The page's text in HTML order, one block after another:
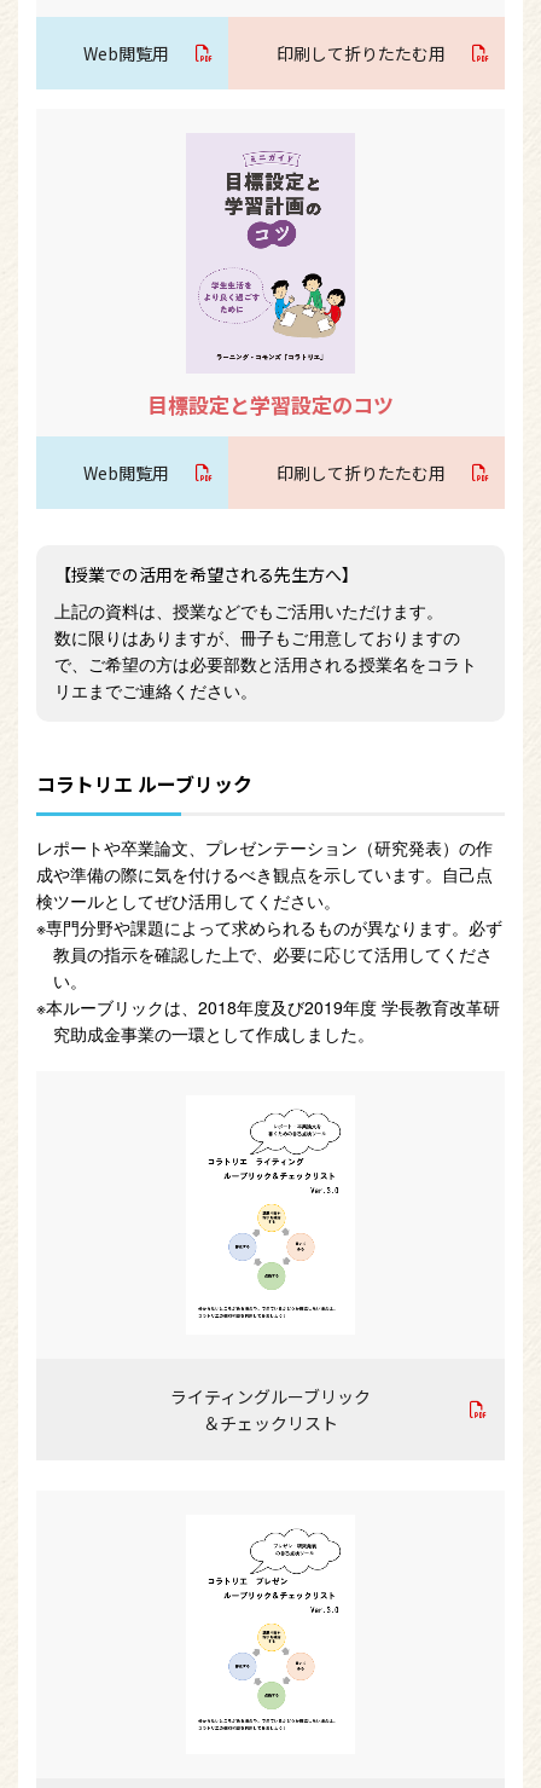
Web閲覧用 印刷して折りたたむ用
目標設定と学習設定のコツ
Web閲覧用 印刷して折りたたむ用
授業での活用を希望される先生方へ
上記の資料は、授業などでもご活用いただけます。
数に限りはありますが、冊子もご用意しておりますの
で、ご希望の方は必要部数と活用される授業名をコラト
リエまでご連絡ください。
コラトリエ ルーブリック
レポートや卒業論文、プレゼンテーション（研究発表）の作
成や準備の際に気を付けるべき観点を示しています。自己点
検ツールとしてぜひ活用してください。
※専門分野や課題によって求められるものが異なります。必ず
教員の指示を確認した上で、必要に応じて活用してくださ
い。
※本ルーブリックは、2018年度及び2019年度 学長教育改革研
究助成金事業の一環として作成しました。
ライティングルーブリック
＆チェックリスト